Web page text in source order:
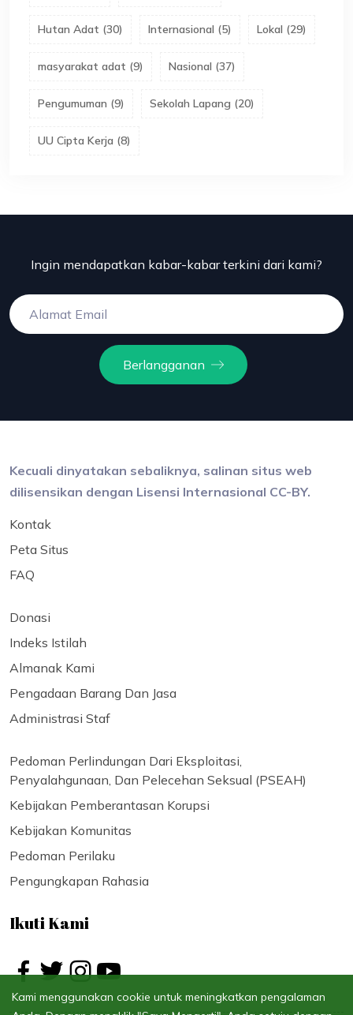
Hutan Adat (30) Internasional (5) Lokal (29)
masyarakat adat (9) Nasional (37)
Pengumuman (9) Sekolah Lapang (20)
UU Cipta Kerja (8)
Ingin mendapatkan kabar-kabar terkini dari kami?
Berlangganan
Kecuali dinyatakan sebaliknya, salinan situs web
dilisensikan dengan Lisensi Internasional CC-BY.
Kontak
Peta Situs
FAQ
Donasi
Indeks Istilah
Almanak Kami
Pengadaan Barang Dan Jasa
Administrasi Staf
Pedoman Perlindungan Dari Eksploitasi,
Penyalahgunaan, Dan Pelecehan Seksual (PSEAH)
Kebijakan Pemberantasan Korupsi
Kebijakan Komunitas
Pedoman Perilaku
Pengungkapan Rahasia
Ikuti Kami
Kami menggunakan cookie untuk meningkatkan pengalaman